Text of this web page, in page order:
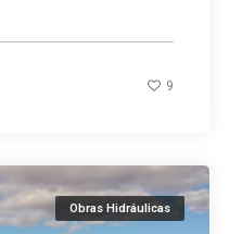
9
Obras Hidráulicas